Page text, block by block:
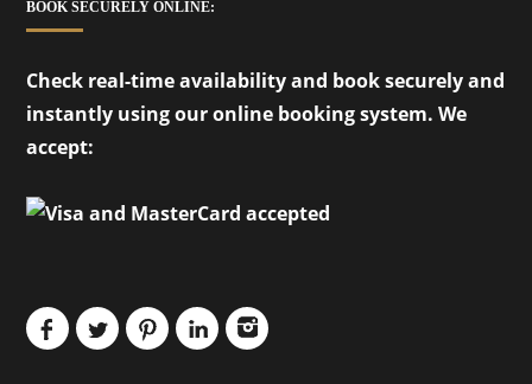
BOOK SECURELY ONLINE:
Check real-time availability and book securely and
instantly using our online booking system. We
accept: